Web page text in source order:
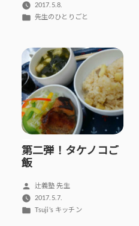
稿
者:
2017.5.8.
カ
リ
ー:
先生のひとりごと
第二弾！タケノコご
飯
投
稿
者:
辻義塾 先生
2017.5.7.
カ
Tsuji’s キッチン